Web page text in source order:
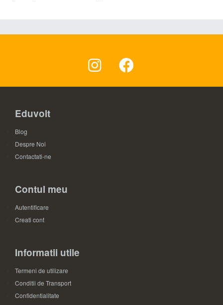
Eduvolt
Blog
Despre Noi
Contactati-ne
Contul meu
Autentificare
Creati cont
Informatii utile
Termeni de utilizare
Conditii de Transport
Confidentialitate